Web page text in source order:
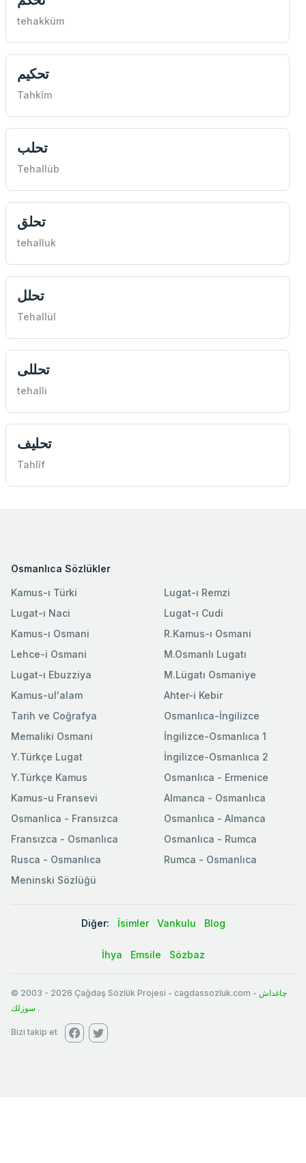
tehakküm
تحكيم
Tahkîm
تحلب
Tehallüb
تحلق
tehalluk
تحلل
Tehallül
تحللی
tehalli
تحليف
Tahlîf
Osmanlıca Sözlükler
Kamus-ı Türki
Lugat-ı Naci
Kamus-ı Osmani
Lehce-i Osmani
Lugat-ı Ebuzziya
Lugat-ı Remzi
Lugat-ı Cudi
R.Kamus-ı Osmani
M.Osmanlı Lugatı
M.Lügatı Osmaniye
Kamus-ul'alam
Tarih ve Coğrafya
Memaliki Osmani
Y.Türkçe Lugat
Y.Türkçe Kamus
Ahter-i Kebir
Osmanlıca-İngilizce
İngilizce-Osmanlıca 1
İngilizce-Osmanlıca 2
Osmanlıca - Ermenice
Kamus-u Fransevi
Osmanlica - Fransızca
Fransızca - Osmanlıca
Rusca - Osmanlıca
Meninski Sözlüğü
Almanca - Osmanlıca
Osmanlıca - Almanca
Osmanlıca - Rumca
Rumca - Osmanlıca
Diğer: İsimler Vankulu Blog
İhya Emsile Sözbaz
© 2003 - 2026 Çağdaş Sözlük Projesi - cagdassozluk.com - چاغداش
سوزلك .
Bizi takip et